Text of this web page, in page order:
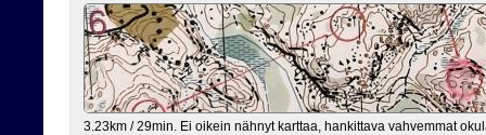
3.23km / 29min. Ei oikein nähnyt karttaa, hankittava vahvemmat